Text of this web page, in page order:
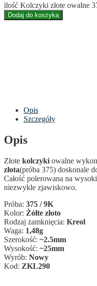
ilość Kolczyki złote owalne
Dodaj do koszyka
Opis
Szczegóły
Opis
Złote kolczyki owalne
złota(próba 375) doskonale
Całość polerowana na
niezwykle zjawiskowo.
Próba: 375 / 9K
Kolor: Żółte złoto
Rodzaj zamknięcia: Kreol
Waga: 1,48g
Szerokość: ~2.5mm
Wysokość: ~25mm
Wyrób: Nowy
Kod: ZKL290